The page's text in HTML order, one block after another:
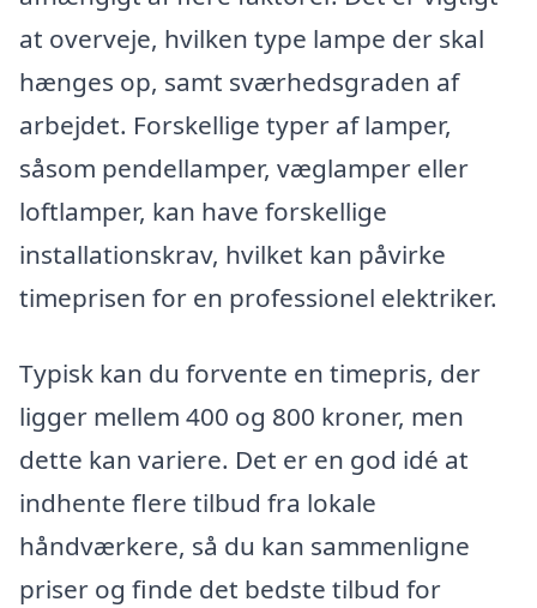
at overveje, hvilken type lampe der skal
hænges op, samt sværhedsgraden af
arbejdet. Forskellige typer af lamper,
såsom pendellamper, væglamper eller
loftlamper, kan have forskellige
installationskrav, hvilket kan påvirke
timeprisen for en professionel elektriker.
Typisk kan du forvente en timepris, der
ligger mellem 400 og 800 kroner, men
dette kan variere. Det er en god idé at
indhente flere tilbud fra lokale
håndværkere, så du kan sammenligne
priser og finde det bedste tilbud for